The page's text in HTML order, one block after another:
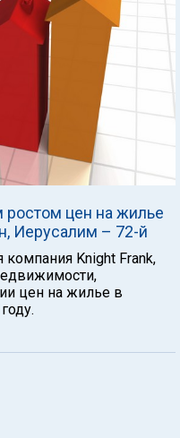
цен на жилье
Иерусалим – 72-й
Knight Frank,
цен на жилье в